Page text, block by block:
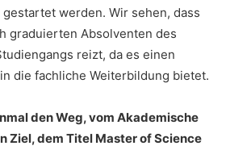
werden. Wir sehen, dass
graduierten Absolventen des
reizt, da es einen
die fachliche Weiterbildung bietet.
den Weg, vom Akademische
Ziel, dem Titel Master of Science